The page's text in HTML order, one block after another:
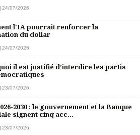
24/07/2026
l'IA pourrait renforcer la
du dollar
24/07/2026
il est justifié d’interdire les partis
23/07/2026
2030 : le gouvernement et la Banque
signent cinq acc...
23/07/2026